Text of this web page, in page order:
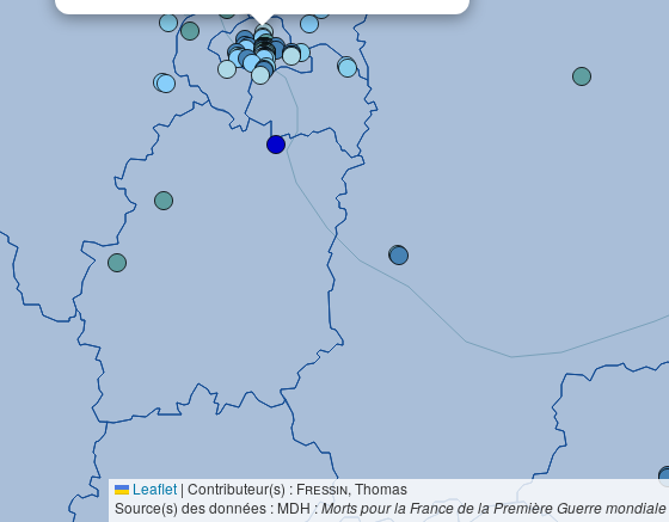
Leaflet | Contributeur(s) : Fressin, Thomas
Source(s) des données : MDH :Morts pour la France de la Première Guerre mondiale